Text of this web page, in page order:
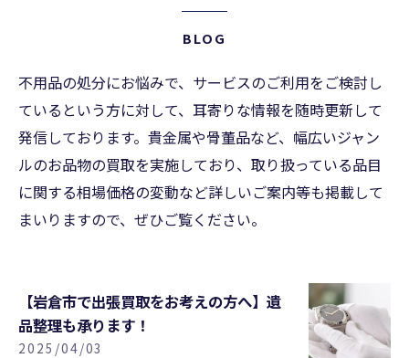
BLOG
不用品の処分にお悩みで、サービスのご利用をご検討し
ているという方に対して、耳寄りな情報を随時更新して
発信しております。貴金属や骨董品など、幅広いジャン
ルのお品物の買取を実施しており、取り扱っている品目
に関する相場価格の変動など詳しいご案内等も掲載して
まいりますので、ぜひご覧ください。
【岩倉市で出張買取をお考えの方へ】遺
品整理も承ります！
2025/04/03